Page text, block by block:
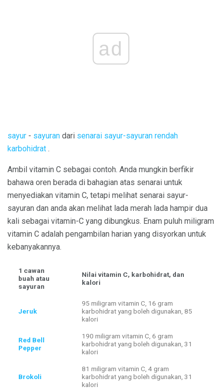
ad
sayur - sayuran dari senarai sayur-sayuran rendah
karbohidrat .
Ambil vitamin C sebagai contoh. Anda mungkin berfikir
bahawa oren berada di bahagian atas senarai untuk
menyediakan vitamin C, tetapi melihat senarai sayur-
sayuran dan anda akan melihat lada merah lada hampir dua
kali sebagai vitamin-C yang dibungkus. Enam puluh miligram
vitamin C adalah pengambilan harian yang disyorkan untuk
kebanyakannya.
1 cawan
buah atau
sayuran
Nilai vitamin C, karbohidrat, dan
kalori
Jeruk
95 miligram vitamin C, 16 gram
karbohidrat yang boleh digunakan, 85
kalori
Red Bell
Pepper
190 miligram vitamin C, 6 gram
karbohidrat yang boleh digunakan, 31
kalori
Brokoli
81 miligram vitamin C, 4 gram
karbohidrat yang boleh digunakan, 31
kalori